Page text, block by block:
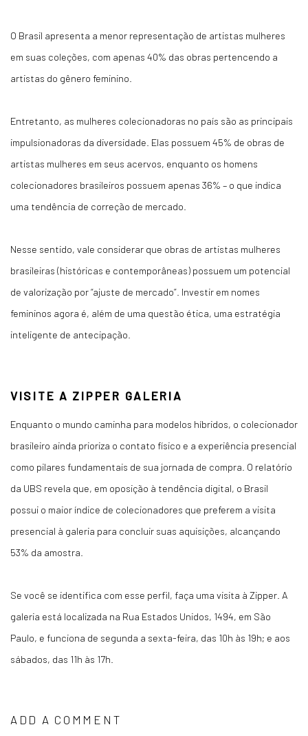
O Brasil apresenta a menor representação de artistas mulheres
em suas coleções, com apenas 40% das obras pertencendo a
artistas do gênero feminino.
Entretanto, as mulheres colecionadoras no país são as principais
impulsionadoras da diversidade. Elas possuem 45% de obras de
artistas mulheres em seus acervos, enquanto os homens
colecionadores brasileiros possuem apenas 36% – o que indica
uma tendência de correção de mercado.
Nesse sentido, vale considerar que obras de artistas mulheres
brasileiras (históricas e contemporâneas) possuem um potencial
de valorização por “ajuste de mercado”. Investir em nomes
femininos agora é, além de uma questão ética, uma estratégia
inteligente de antecipação.
VISITE A ZIPPER GALERIA
Enquanto o mundo caminha para modelos híbridos, o colecionador
brasileiro ainda prioriza o contato físico e a experiência presencial
como pilares fundamentais de sua jornada de compra. O relatório
da UBS revela que, em oposição à tendência digital, o Brasil
possui o maior índice de colecionadores que preferem a visita
presencial à galeria para concluir suas aquisições, alcançando
53% da amostra
Se você se identifica com esse perfil, faça uma visita à Zipper. A
galeria está localizada na Rua Estados Unidos, 1494, em São
Paulo, e funciona de segunda a sexta-feira, das 10h às 19h; e aos
sábados, das 11h às 17h.
ADD A COMMENT